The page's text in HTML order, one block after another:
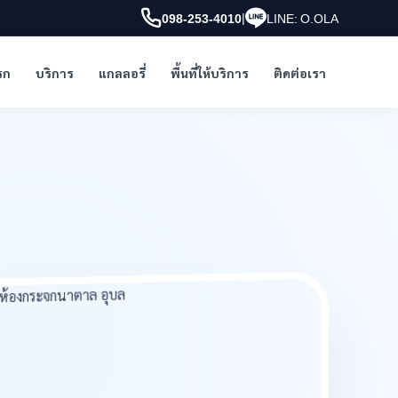
098-253-4010| LINE: O.OLA
บริการ แกลลอรี่ พื้นที่ให้บริการ ติดต่อเรา